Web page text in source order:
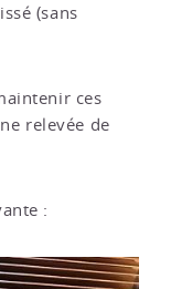
(sans
ces
relevée de
: